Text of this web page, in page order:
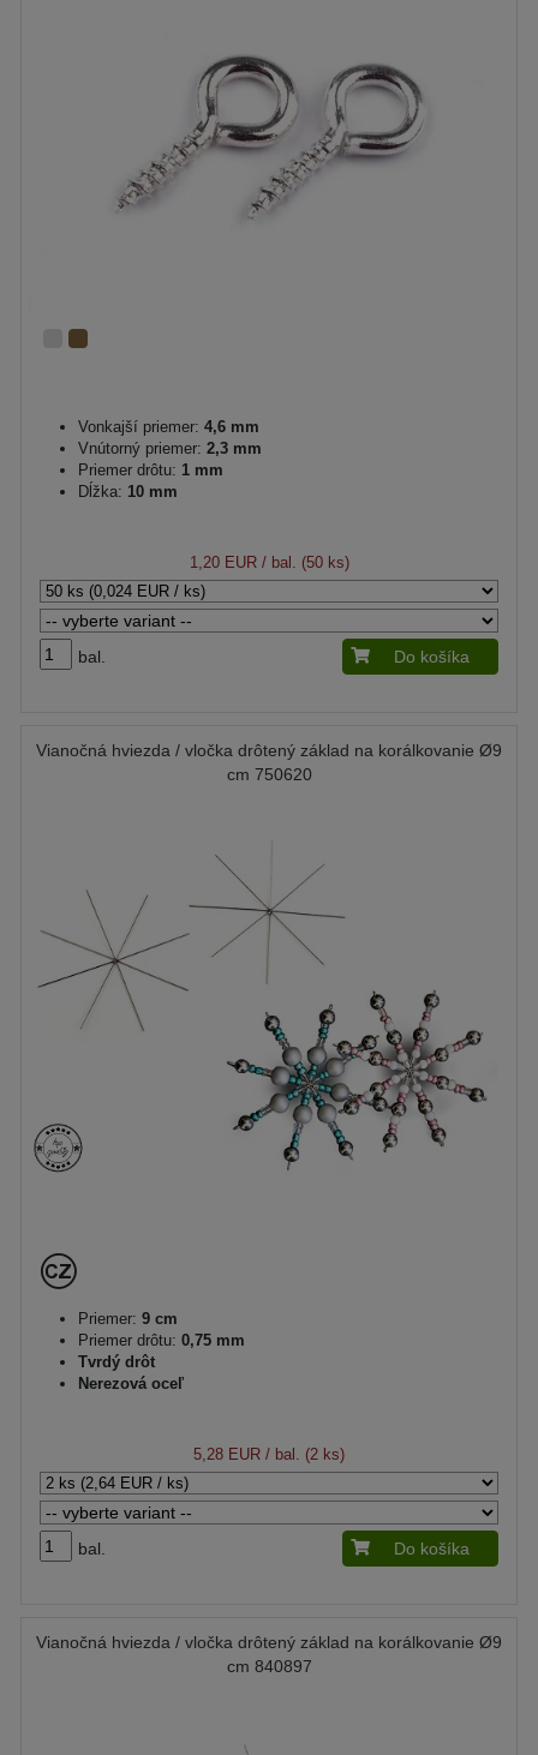
Vonkajší priemer: 4,6 mm
Vnútorný priemer: 2,3 mm
Priemer drôtu: 1 mm
Dĺžka: 10 mm
1,20 EUR/ bal. (50 ks)
bal. Do košíka
Vianočná hviezda / vločka drôtený základ na korálkovanie Ø9
cm 750620
Priemer: 9 cm
Priemer drôtu: 0,75 mm
Tvrdý drôt
Nerezová oceľ
5,28 EUR / bal. (2 ks)
bal. Do košíka
Vianočná hviezda / vločka drôtený základ na korálkovanie Ø9
cm 840897